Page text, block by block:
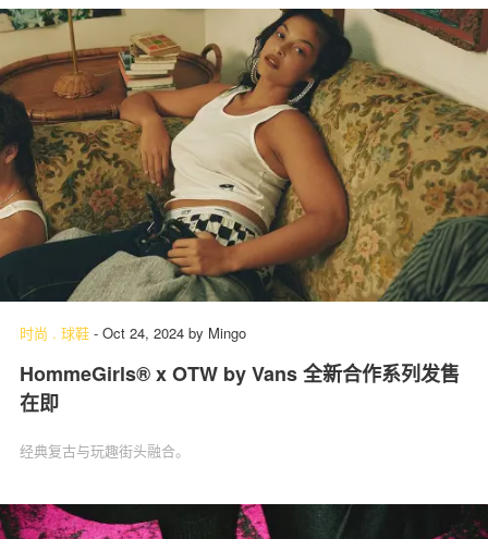
时尚 . 球鞋 - Oct 24, 2024 by Mingo
HommeGirls®️ x OTW by Vans 全新合作系列发售
在即
经典复古与玩趣街头融合。